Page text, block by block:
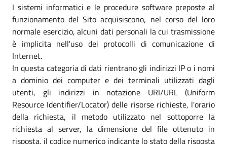
I sistemi informatici e le procedure software preposte al
funzionamento del Sito acquisiscono, nel corso del loro
normale esercizio, alcuni dati personali la cui trasmissione
è implicita nell'uso dei protocolli di comunicazione di
Internet.
In questa categoria di dati rientrano gli indirizzi IP o i nomi
a dominio dei computer e dei terminali utilizzati dagli
utenti, gli indirizzi in notazione URI/URL (Uniform
Resource Identifier/Locator) delle risorse richieste, l'orario
della richiesta, il metodo utilizzato nel sottoporre la
richiesta al server, la dimensione del file ottenuto in
risposta, il codice numerico indicante lo stato della risposta